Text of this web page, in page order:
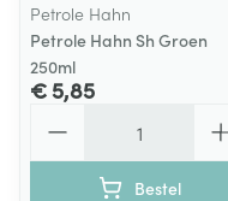
Petrole Hahn
Petrole Hahn Sh Groen
250ml
€ 5,85
Bestel